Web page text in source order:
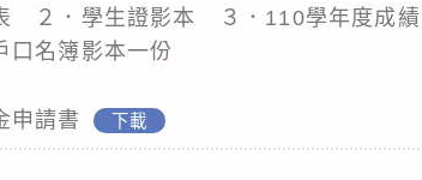
２．學生證影本 ３．110學年度成
名簿影本一份
申請書 下載